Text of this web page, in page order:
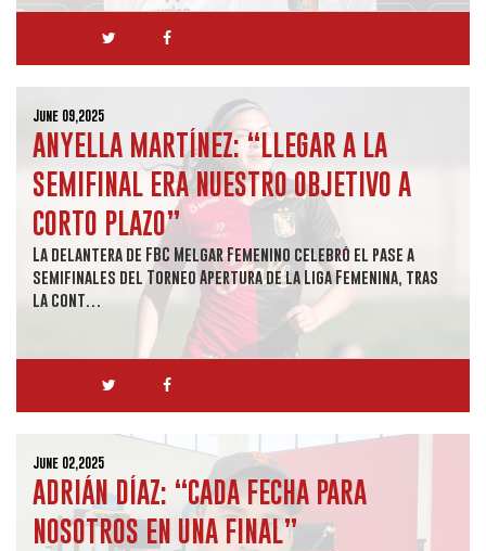
June 09,2025
ANYELLA MARTÍNEZ: “LLEGAR A LA
SEMIFINAL ERA NUESTRO OBJETIVO A
CORTO PLAZO”
La delantera de FBC Melgar Femenino celebró el pase a
semifinales del Torneo Apertura de la Liga Femenina, tras
la cont…
June 02,2025
ADRIÁN DÍAZ: “CADA FECHA PARA
NOSOTROS EN UNA FINAL”